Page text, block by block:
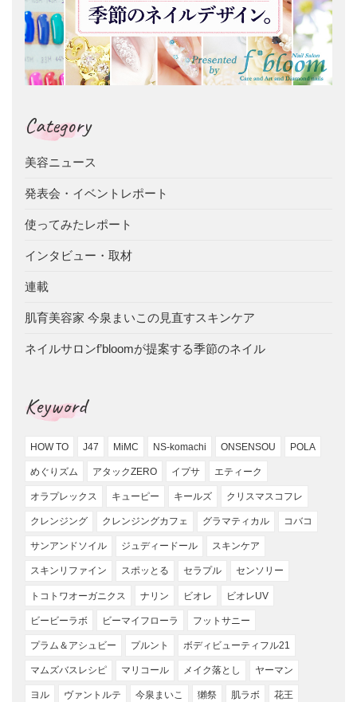
Category
美容ニュース
発表会・イベントレポート
使ってみたレポート
インタビュー・取材
連載
肌育美容家 今泉まいこの見直すスキンケア
ネイルサロンf’bloomが提案する季節のネイル
Keyword
HOW TO J47 MiMC NS-komachi ONSENSOU POLA
めぐりズム アタックZERO イプサ エティーク
オラプレックス キューピー キールズ クリスマスコフレ
クレンジング クレンジングカフェ グラマティカル コバコ
サンアンドソイル ジュディードール スキンケア
スキンリファイン スポッとる セラプル センソリー
トコトワオーガニクス ナリン ビオレ ビオレUV
ビービーラボ ビーマイフローラ フットサニー
プラム＆アシュビー プルント ボディビューティフル21
マムズバスレシピ マリコール メイク落とし ヤーマン
ヨル ヴァントルテ 今泉まいこ 獺祭 肌ラボ 花王